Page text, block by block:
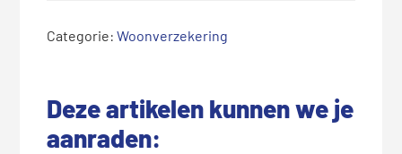
Categorie:Woonverzekering
Deze artikelen kunnen we je
aanraden: